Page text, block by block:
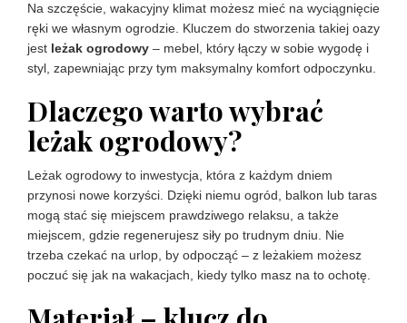
Na szczęście, wakacyjny klimat możesz mieć na wyciągnięcie
ręki we własnym ogrodzie. Kluczem do stworzenia takiej oazy
jest leżak ogrodowy – mebel, który łączy w sobie wygodę i
styl, zapewniając przy tym maksymalny komfort odpoczynku.
Dlaczego warto wybrać
leżak ogrodowy?
Leżak ogrodowy to inwestycja, która z każdym dniem
przynosi nowe korzyści. Dzięki niemu ogród, balkon lub taras
mogą stać się miejscem prawdziwego relaksu, a także
miejscem, gdzie regenerujesz siły po trudnym dniu. Nie
trzeba czekać na urlop, by odpocząć – z leżakiem możesz
poczuć się jak na wakacjach, kiedy tylko masz na to ochotę.